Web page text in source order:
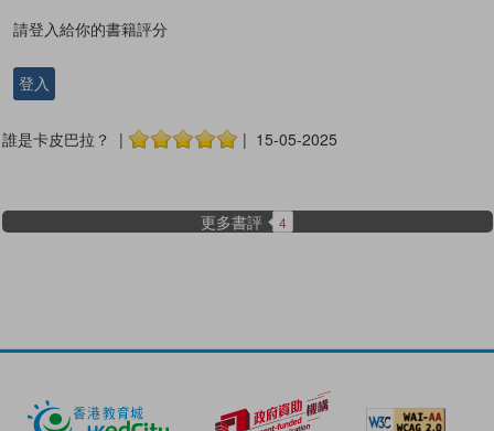
請登入給你的書籍評分
登入
誰是卡皮巴拉？ | | 15-05-2025
更多書評 4